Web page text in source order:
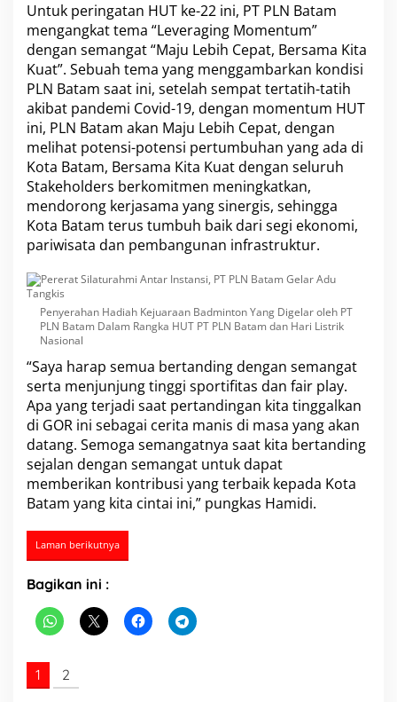
d
u
a
n
g
k
i
s
Untuk peringatan HUT ke-22 ini, PT PLN Batam
mengangkat tema “Leveraging Momentum”
dengan semangat “Maju Lebih Cepat, Bersama Kita
Kuat”. Sebuah tema yang menggambarkan kondisi
PLN Batam saat ini, setelah sempat tertatih-tatih
akibat pandemi Covid-19, dengan momentum HUT
ini, PLN Batam akan Maju Lebih Cepat, dengan
melihat potensi-potensi pertumbuhan yang ada di
Kota Batam, Bersama Kita Kuat dengan seluruh
Stakeholders berkomitmen meningkatkan,
mendorong kerjasama yang sinergis, sehingga
Kota Batam terus tumbuh baik dari segi ekonomi,
pariwisata dan pembangunan infrastruktur.
Penyerahan Hadiah Kejuaraan Badminton Yang Digelar oleh PT
PLN Batam Dalam Rangka HUT PT PLN Batam dan Hari Listrik
Nasional
“Saya harap semua bertanding dengan semangat
serta menjunjung tinggi sportifitas dan fair play.
Apa yang terjadi saat pertandingan kita tinggalkan
di GOR ini sebagai cerita manis di masa yang akan
datang. Semoga semangatnya saat kita bertanding
sejalan dengan semangat untuk dapat
memberikan kontribusi yang terbaik kepada Kota
Batam yang kita cintai ini,” pungkas Hamidi.
Laman berikutnya
Bagikan ini :
1 2